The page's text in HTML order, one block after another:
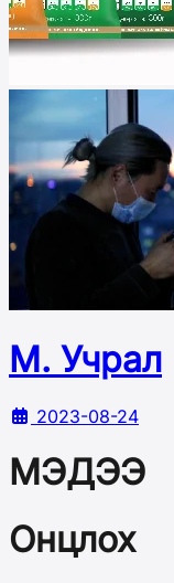
М. Учрал
2023-08-24
МЭДЭЭ
Онцлох